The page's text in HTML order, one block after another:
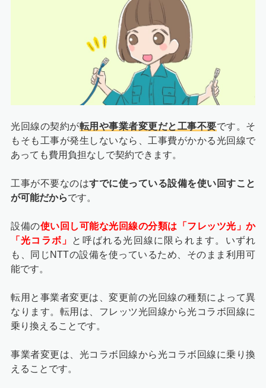
光回線の契約が転用や事業者変更だと工事不要です。そ
もそも工事が発生しないなら、工事費がかかる光回線で
あっても費用負担なしで契約できます。
工事が不要なのはすでに使っている設備を使い回すこと
が可能だからです。
設備の使い回し可能な光回線の分類は「フレッツ光」か
「光コラボ」 と呼ばれる光回線に限られます。いずれ
も、同じNTTの設備を使っているため、そのまま利用可
能です。
転用と事業者変更は、変更前の光回線の種類によって異
なります。転用は、フレッツ光回線から光コラボ回線に
乗り換えることです。
事業者変更は、光コラボ回線から光コラボ回線に乗り換
えることです。